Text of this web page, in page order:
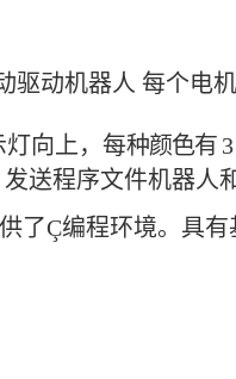
驱动机器人 每个电
灯向上，每种颜色有
送程序文件机器人
了Ç编程环境。具有